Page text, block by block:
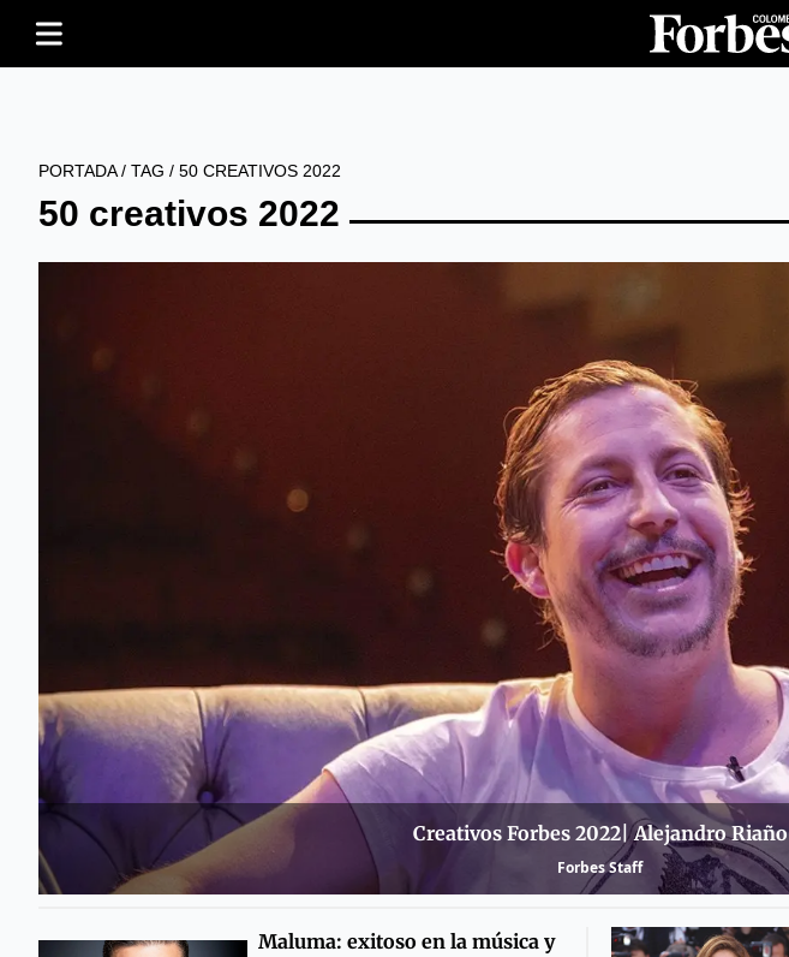
PORTADA/ TAG / 50 CREATIVOS 2022
50 creativos 2022
Creativos Forbes 2022| Alejandro Riaño
Forbes Staff
Maluma: exitoso en la música y